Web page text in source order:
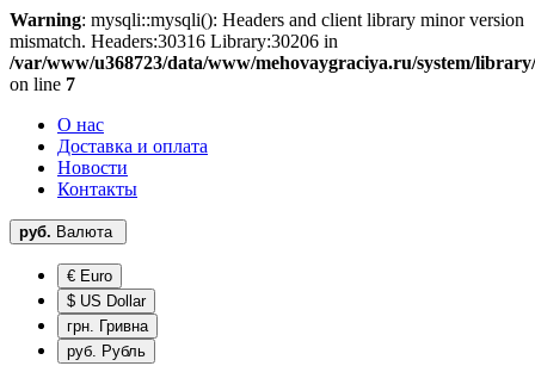
Warning: mysqli::mysqli(): Headers and client library minor version
mismatch. Headers:30316 Library:30206 in
/var/www/u368723/data/www/mehovaygraciya.ru/system/
on line 7
О нас
Доставка и оплата
Новости
Контакты
руб. Валюта
€ Euro
$ US Dollar
грн. Гривна
руб. Рубль